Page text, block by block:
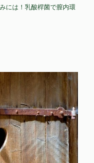
には！乳酸桿菌で膣内環